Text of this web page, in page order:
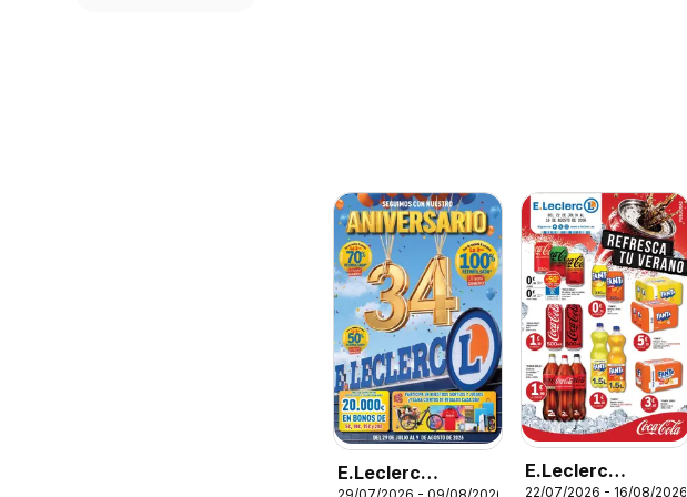
E.Leclerc
E.Leclerc
22/07/2026 - 16/08/2026